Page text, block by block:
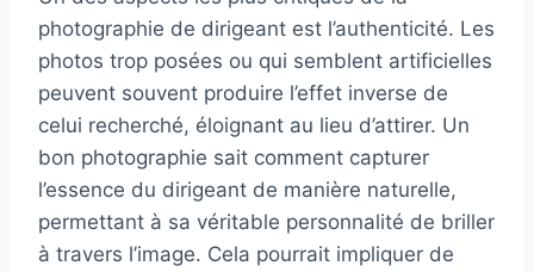
photographie de dirigeant est l’authenticité. Les
photos trop posées ou qui semblent artificielles
peuvent souvent produire l’effet inverse de
celui recherché, éloignant au lieu d’attirer. Un
bon photographie sait comment capturer
l’essence du dirigeant de manière naturelle,
permettant à sa véritable personnalité de briller
à travers l’image. Cela pourrait impliquer de